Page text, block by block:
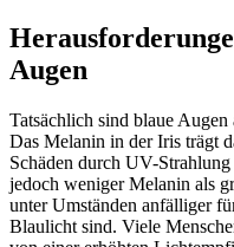
Augen
Tatsächlich sind blaue
Das Melanin in der Iris trägt
Schäden durch UV-
jedoch weniger Melanin als
unter Umständen anfälliger
Blaulicht sind. Viele